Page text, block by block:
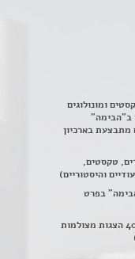
ומונולוגים
שהועלו ב"הבימה"
מתבצעת בארכיון
טקסטים,
והיסטוריים)
בפרט
חדר הצפייה מרווח ובו ניתן לצפות ב- 400 הצגות מצולמות